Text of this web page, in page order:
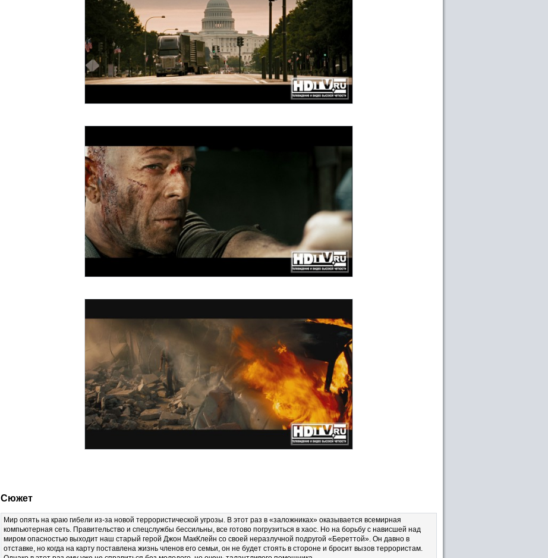
Сюжет
Мир опять на краю гибели из-за новой террористической угрозы. В этот раз в «заложниках» оказывается всемирная
компьютерная сеть. Правительство и спецслужбы бессильны, все готово погрузиться в хаос. Но на борьбу с нависшей над
миром опасностью выходит наш старый герой Джон МакКлейн со своей неразлучной подругой «Береттой». Он давно в
отставке, но когда на карту поставлена жизнь членов его семьи, он не будет стоять в стороне и бросит вызов террористам.